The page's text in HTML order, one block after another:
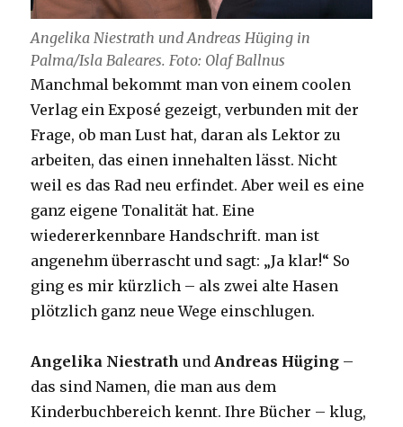
Angelika Niestrath und Andreas Hüging in
Palma/Isla Baleares. Foto: Olaf Ballnus
Manchmal bekommt man von einem coolen
Verlag ein Exposé gezeigt, verbunden mit der
Frage, ob man Lust hat, daran als Lektor zu
arbeiten, das einen innehalten lässt. Nicht
weil es das Rad neu erfindet. Aber weil es eine
ganz eigene Tonalität hat. Eine
wiedererkennbare Handschrift. man ist
angenehm überrascht und sagt: „Ja klar!“ So
ging es mir kürzlich – als zwei alte Hasen
plötzlich ganz neue Wege einschlugen.
Angelika NiestrathundAndreas Hüging –
das sind Namen, die man aus dem
Kinderbuchbereich kennt. Ihre Bücher – klug,